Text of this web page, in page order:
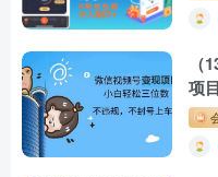
项